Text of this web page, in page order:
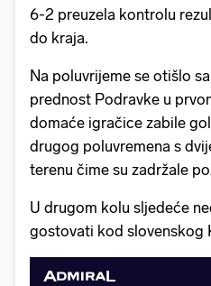
6-2 preuzela kontrolu
do kraja.
Na poluvrijeme se otišlo
prednost Podravke u
domaće igračice zabile
drugog poluvremena s
terenu čime su zadržale
U drugom kolu sljedeće
gostovati kod slovenskog